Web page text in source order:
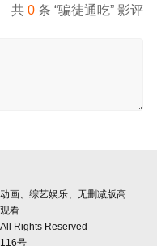
共0 条 “骗徒通吃” 影评
画、综艺娱乐、无删减版高
看
Rights Reserved
号